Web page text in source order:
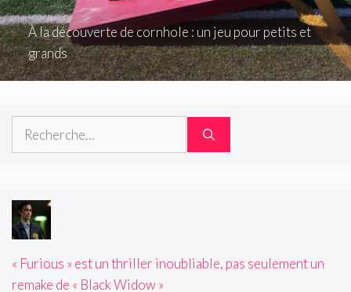
À la découverte de cornhole : un jeu pour petits et
grands
Rechercher :
« Furious » est un thriller inoubliable, pas seulement un
remake de « Black Widow »